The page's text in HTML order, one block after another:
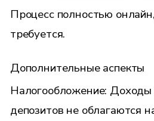
Процесс полностью
требуется.
Дополнительные аспекты
Налогообложение: Доходы
депозитов не облагаются